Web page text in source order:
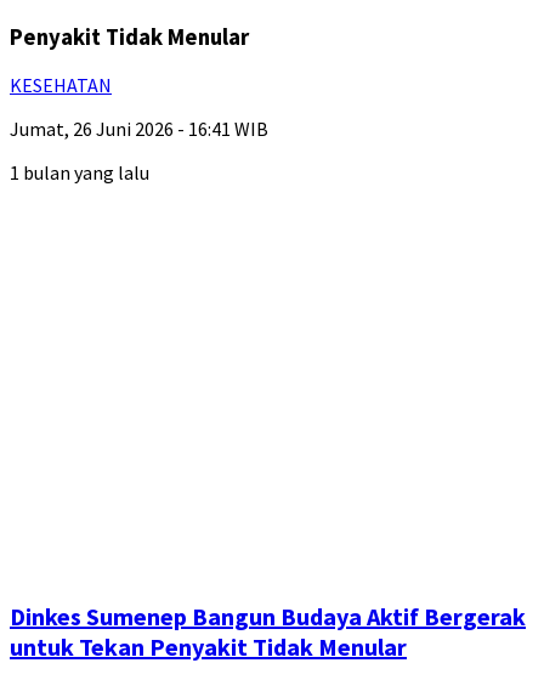
Penyakit Tidak Menular
KESEHATAN
Jumat, 26 Juni 2026 - 16:41 WIB
1 bulan yang lalu
Dinkes Sumenep Bangun Budaya Aktif Bergerak
untuk Tekan Penyakit Tidak Menular